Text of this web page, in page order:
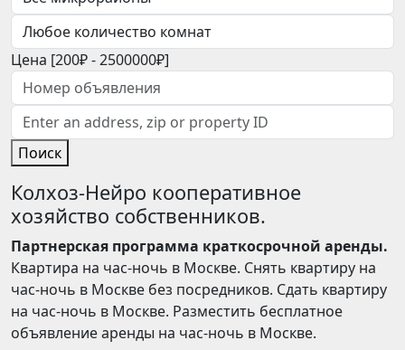
Цена [200₽-2500000₽]
Поиск
Колхоз-Нейро кооперативное
хозяйство собственников.
Партнерская программа краткосрочной аренды.
Квартира на час-ночь в Москве. Снять квартиру на
час-ночь в Москве без посредников. Сдать квартиру
на час-ночь в Москве. Разместить бесплатное
объявление аренды на час-ночь в Москве.